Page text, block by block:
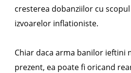
cresterea dobanziilor cu
izvoarelor inflationiste.
Chiar daca arma banilor ieftini
prezent, ea poate fi oricand